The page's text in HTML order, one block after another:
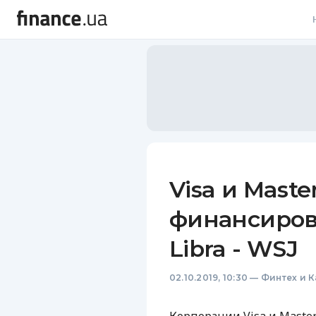
Visa и
Libra - WSJ
02.10.2019, 10:30 — Финтех и